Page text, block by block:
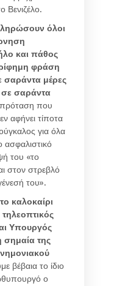
Βενιζέλο.
όλοι
και πάθος
φράση
σαράντα μέρες
σε σαράντα
που
αφήνει τίποτα
για όλα
ασφαλιστικό
του «το
στον στρεβλό
του».
καλοκαίρι
Υπουργός
σημαία της
βέβαια το ίδιο
ο